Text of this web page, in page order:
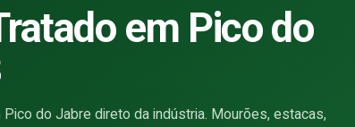
em Pico do
do Jabre direto da indústria. Mourões, estacas,